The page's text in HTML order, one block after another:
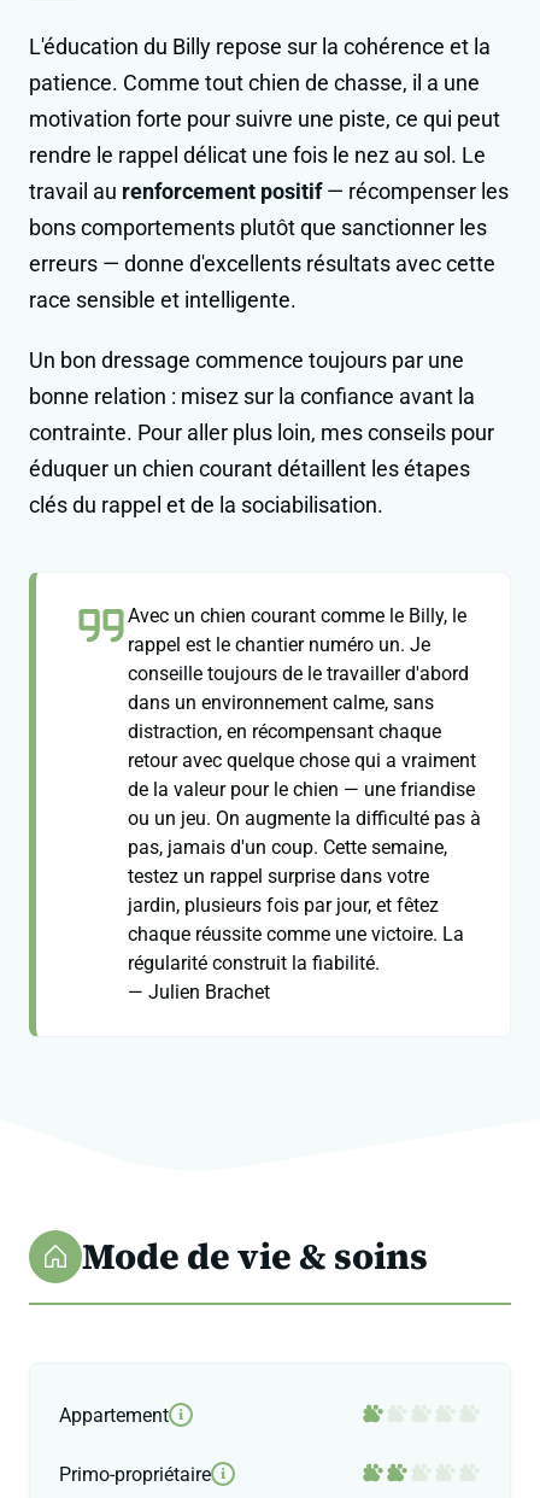
L'éducation du Billy repose sur la cohérence et la
patience. Comme tout chien de chasse, il a une
motivation forte pour suivre une piste, ce qui peut
rendre le rappel délicat une fois le nez au sol. Le
travail au renforcement positif— récompenser les
bons comportements plutôt que sanctionner les
erreurs — donne d'excellents résultats avec cette
race sensible et intelligente.
Un bon dressage commence toujours par une
bonne relation : misez sur la confiance avant la
contrainte. Pour aller plus loin, mes conseils pour
éduquer un chien courant détaillent les étapes
clés du rappel et de la sociabilisation.
Avec un chien courant comme le Billy, le
rappel est le chantier numéro un. Je
conseille toujours de le travailler d'abord
dans un environnement calme, sans
distraction, en récompensant chaque
retour avec quelque chose qui a vraiment
de la valeur pour le chien — une friandise
ou un jeu. On augmente la difficulté pas à
pas, jamais d'un coup. Cette semaine,
testez un rappel surprise dans votre
jardin, plusieurs fois par jour, et fêtez
chaque réussite comme une victoire. La
régularité construit la fiabilité.
— Julien Brachet
Mode de vie & soins
Appartement i
Primo-propriétaire i